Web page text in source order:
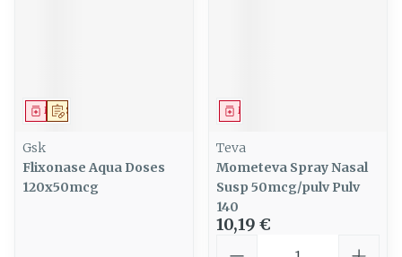
Sur prescription
Médicament
Gsk
Flixonase Aqua Doses
120x50mcg
Médicament
Teva
Mometeva Spray Nasal
Susp 50mcg/pulv Pulv
140
10,19 €